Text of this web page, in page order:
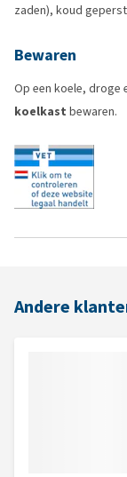
zaden), koud
Bewaren
Op een koele, droge
koelkast bewaren.
Andere